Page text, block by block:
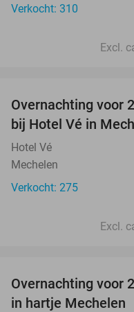
Verkocht: 310
Excl.
Overnachting voor
bij Hotel Vé in
Hotel Vé
Mechelen
Verkocht: 275
Excl.
Overnachting voor
in hartje Mechelen